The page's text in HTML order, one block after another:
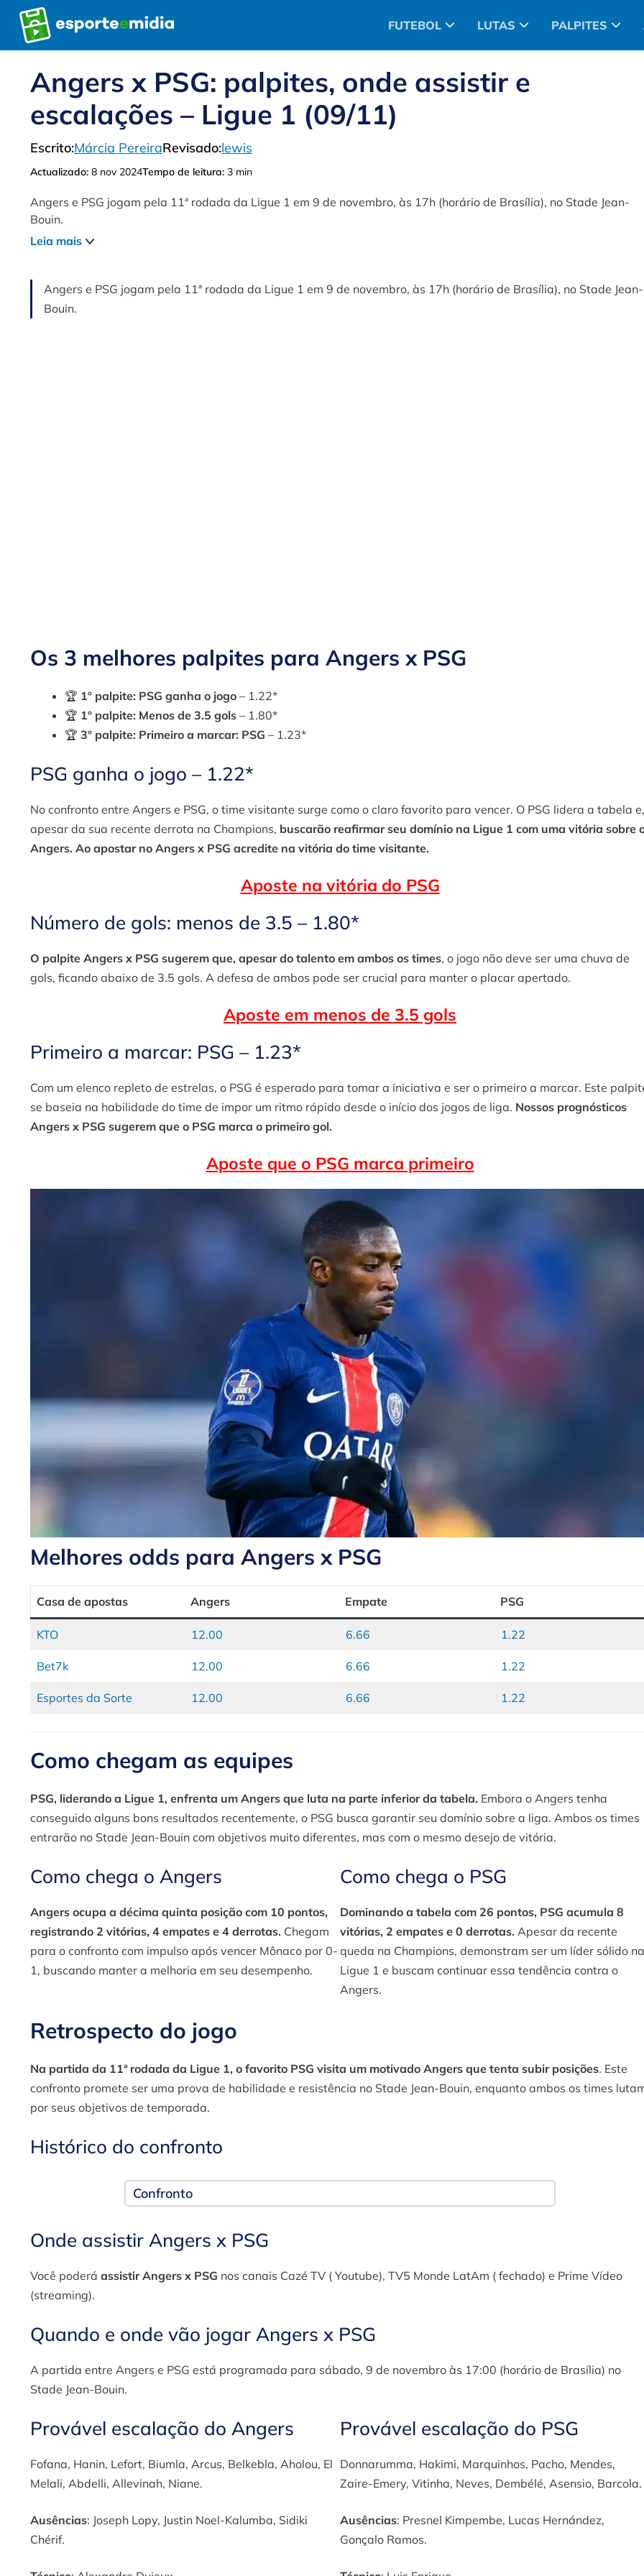
Pular
para
o
FUTEBOL LUTAS PALPITES
Angers x PSG: palpites, onde assistir e
escalações – Ligue 1 (09/11)
Escrito:Márcia PereiraRevisado:lewis
Actualizado: 8 nov 2024Tempo de leitura: 3 min
Angers e PSG jogam pela 11ª rodada da Ligue 1 em 9 de novembro, às 17h (horário de Brasília), no Stade Jean-
Bouin.
Leia mais
Angers e PSG jogam pela 11ª rodada da Ligue 1 em 9 de novembro, às 17h (horário de Brasília), no Stade Jean-
Bouin.
Os 3 melhores palpites para Angers x PSG
🏆 1º palpite: PSG ganha o jogo – 1.22*
🏆 1º palpite: Menos de 3.5 gols – 1.80*
🏆 3º palpite: Primeiro a marcar: PSG – 1.23*
PSG ganha o jogo – 1.22*
No confronto entre Angers e PSG, o time visitante surge como o claro favorito para vencer. O PSG lidera a tabela e,
apesar da sua recente derrota na Champions, buscarão reafirmar seu domínio na Ligue 1 com uma vitória sobre
Angers. Ao apostar no Angers x PSG acredite na vitória do time visitante.
Aposte na vitória do PSG
Número de gols: menos de 3.5 – 1.80*
O palpite Angers x PSG sugerem que, apesar do talento em ambos os times, o jogo não deve ser uma chuva de
gols, ficando abaixo de 3.5 gols. A defesa de ambos pode ser crucial para manter o placar apertado.
Aposte em menos de 3.5 gols
Primeiro a marcar: PSG – 1.23*
Com um elenco repleto de estrelas, o PSG é esperado para tomar a iniciativa e ser o primeiro a marcar. Este
se baseia na habilidade do time de impor um ritmo rápido desde o início dos jogos de liga. Nossos prognósticos
Angers x PSG sugerem que o PSG marca o primeiro gol.
Aposte que o PSG marca primeiro
Melhores odds para Angers x PSG
Casa de apostas Angers Empate PSG
KTO 12.00 6.66 1.22
Bet7k 12.00 6.66 1.22
Esportes da Sorte 12.00 6.66 1.22
Como chegam as equipes
PSG, liderando a Ligue 1, enfrenta um Angers que luta na parte inferior da tabela. Embora o Angers tenha
conseguido alguns bons resultados recentemente, o PSG busca garantir seu domínio sobre a liga. Ambos os times
entrarão no Stade Jean-Bouin com objetivos muito diferentes, mas com o mesmo desejo de vitória.
Como chega o Angers
Angers ocupa a décima quinta posição com 10 pontos,
registrando 2 vitórias, 4 empates e 4 derrotas. Chegam
para o confronto com impulso após vencer Mônaco por 0-
1, buscando manter a melhoria em seu desempenho.
Como chega o PSG
Dominando a tabela com 26 pontos, PSG acumula 8
vitórias, 2 empates e 0 derrotas. Apesar da recente
queda na Champions, demonstram ser um líder sólido na
Ligue 1 e buscam continuar essa tendência contra o
Angers.
Retrospecto do jogo
Na partida da 11ª rodada da Ligue 1, o favorito PSG visita um motivado Angers que tenta subir posições. Este
confronto promete ser uma prova de habilidade e resistência no Stade Jean-Bouin, enquanto ambos os times
por seus objetivos de temporada.
Histórico do confronto
Confronto
Onde assistir Angers x PSG
Você poderá assistir Angers x PSG nos canais Cazé TV ( Youtube), TV5 Monde LatAm ( fechado) e Prime Vídeo
(streaming).
Quando e onde vão jogar Angers x PSG
A partida entre Angers e PSG está programada para sábado, 9 de novembro às 17:00 (horário de Brasília) no
Stade Jean-Bouin.
Provável escalação do Angers
Fofana, Hanin, Lefort, Biumla, Arcus, Belkebla, Aholou, El
Melali, Abdelli, Allevinah, Niane.
Ausências: Joseph Lopy, Justin Noel-Kalumba, Sidiki
Chérif.
Provável escalação do PSG
Donnarumma, Hakimi, Marquinhos, Pacho, Mendes,
Zaire-Emery, Vitinha, Neves, Dembélé, Asensio, Barcola.
Ausências: Presnel Kimpembe, Lucas Hernández,
Gonçalo Ramos.